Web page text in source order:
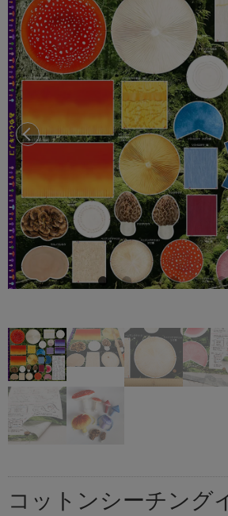
前へ
コットンシーチング